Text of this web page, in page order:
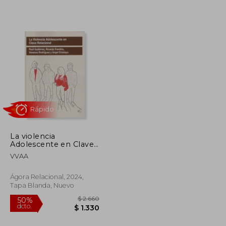
La violencia
Adolescente en Clave
Relacional
VVAA
Ágora Relacional, 2024,
Tapa Blanda, Nuevo
Rápido